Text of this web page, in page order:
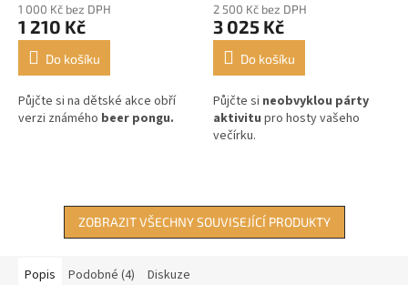
1 000 Kč bez DPH
1 210 Kč
Do košíku
Půjčte si na dětské akce obří
verzi známého beer pongu.
2 500 Kč bez DPH
3 025 Kč
Do košíku
Půjčte si neobvyklou párty
aktivitu pro hosty vašeho
večírku.
ZOBRAZIT VŠECHNY SOUVISEJÍCÍ PRODUKTY
Popis Podobné (4) Diskuze